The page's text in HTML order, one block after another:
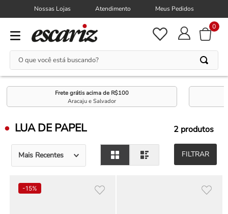
Nossas Lojas Atendimento Meus Pedidos
0
O que você está buscando?
Frete grátis acima de R$100
Aracaju e Salvador
LUA DE PAPEL 2 produtos
Mais Recentes FILTRAR
-15%